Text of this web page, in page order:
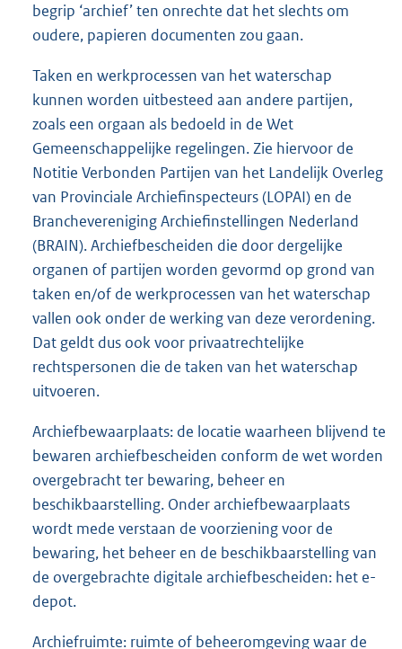
begrip ‘archief’ ten onrechte dat het slechts om
oudere, papieren documenten zou gaan.
Taken en werkprocessen van het waterschap
kunnen worden uitbesteed aan andere partijen,
zoals een orgaan als bedoeld in de Wet
Gemeenschappelijke regelingen. Zie hiervoor de
Notitie Verbonden Partijen van het Landelijk Overleg
van Provinciale Archiefinspecteurs (LOPAI) en de
Branchevereniging Archiefinstellingen Nederland
(BRAIN). Archiefbescheiden die door dergelijke
organen of partijen worden gevormd op grond van
taken en/of de werkprocessen van het waterschap
vallen ook onder de werking van deze verordening.
Dat geldt dus ook voor privaatrechtelijke
rechtspersonen die de taken van het waterschap
uitvoeren.
Archiefbewaarplaats: de locatie waarheen blijvend te
bewaren archiefbescheiden conform de wet worden
overgebracht ter bewaring, beheer en
beschikbaarstelling. Onder archiefbewaarplaats
wordt mede verstaan de voorziening voor de
bewaring, het beheer en de beschikbaarstelling van
de overgebrachte digitale archiefbescheiden: het e-
depot.
Archiefruimte: ruimte of beheeromgeving waar de